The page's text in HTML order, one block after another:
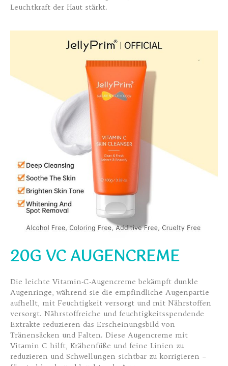
Leuchtkraft der Haut stärkt.
20G VC AUGENCREME
Die leichte Vitamin-C-Augencreme bekämpft dunkle
Augenringe, während sie die empfindliche Augenpartie
aufhellt, mit Feuchtigkeit versorgt und mit Nährstoffen
versorgt. Nährstoffreiche und feuchtigkeitsspendende
Extrakte reduzieren das Erscheinungsbild von
Tränensäcken und Falten. Diese Augencreme mit
Vitamin C hilft, Krähenfüße und feine Linien zu
reduzieren und Schwellungen sichtbar zu korrigieren –